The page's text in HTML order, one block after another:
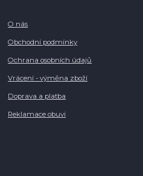
O nás
Obchodní podmínky
Ochrana osobních údajů
Vrácení - výměna zboží
Doprava a platba
Reklamace obuvi